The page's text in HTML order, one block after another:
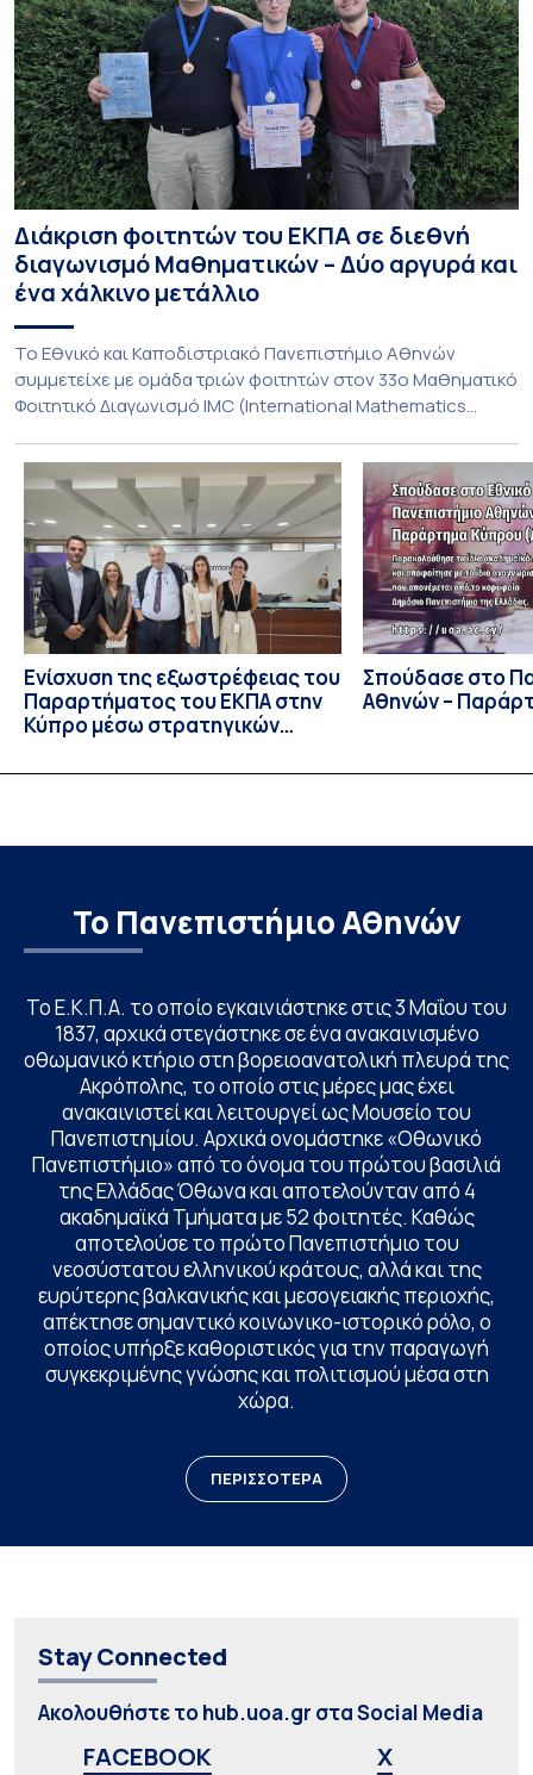
Διάκριση φοιτητών του ΕΚΠΑ σε διεθνή
διαγωνισμό Μαθηματικών – Δύο αργυρά και
ένα χάλκινο μετάλλιο
To Εθνικό και Καποδιστριακό Πανεπιστήμιο Αθηνών
συμμετείχε με ομάδα τριών φοιτητών στον 33ο Μαθηματικό
Φοιτητικό Διαγωνισμό IMC (International Mathematics
Ιουλίου στο Blagoevgrad της Βουλγαρίας. Σε αυτόν
συμμετείχαν 447 φοιτητές εκπροσωπώντας 135
πανεπιστήμια από 46 χώρες. Από την Ελλάδα, συμμετείχαν
επίσης το Εθνικό Μετσόβιο Πολυτεχνείο, το Αριστοτέλειο
Πανεπιστήμιο […]
Ενίσχυση της εξωστρέφειας του
Παραρτήματος του ΕΚΠΑ στην
Κύπρο μέσω στρατηγικών
Σπούδασε στο
Αθηνών –
Το Πανεπιστήμιο Αθηνών
Το Ε.Κ.Π.Α. το οποίο εγκαινιάστηκε στις 3 Μαΐου του
1837, αρχικά στεγάστηκε σε ένα ανακαινισμένο
οθωμανικό κτήριο στη βορειοανατολική πλευρά της
Ακρόπολης, το οποίο στις μέρες μας έχει
ανακαινιστεί και λειτουργεί ως Μουσείο του
Πανεπιστημίου. Αρχικά ονομάστηκε «Οθωνικό
Πανεπιστήμιο» από το όνομα του πρώτου βασιλιά
της Ελλάδας Όθωνα και αποτελούνταν από 4
ακαδημαϊκά Τμήματα με 52 φοιτητές. Καθώς
αποτελούσε το πρώτο Πανεπιστήμιο του
νεοσύστατου ελληνικού κράτους, αλλά και της
ευρύτερης βαλκανικής και μεσογειακής περιοχής,
απέκτησε σημαντικό κοινωνικο-ιστορικό ρόλο, ο
οποίος υπήρξε καθοριστικός για την παραγωγή
συγκεκριμένης γνώσης και πολιτισμού μέσα στη
χώρα.
ΠΕΡΙΣΣΟΤΕΡΑ
Stay Connected
Ακολουθήστε το hub.uoa.gr στα Social Media
FACEBOOK
X